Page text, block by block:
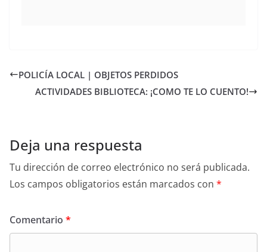
POLICÍA LOCAL | OBJETOS PERDIDOS
ACTIVIDADES BIBLIOTECA: ¡COMO TE LO CUENTO!
Deja una respuesta
Tu dirección de correo electrónico no será publicada.
Los campos obligatorios están marcados con *
Comentario *